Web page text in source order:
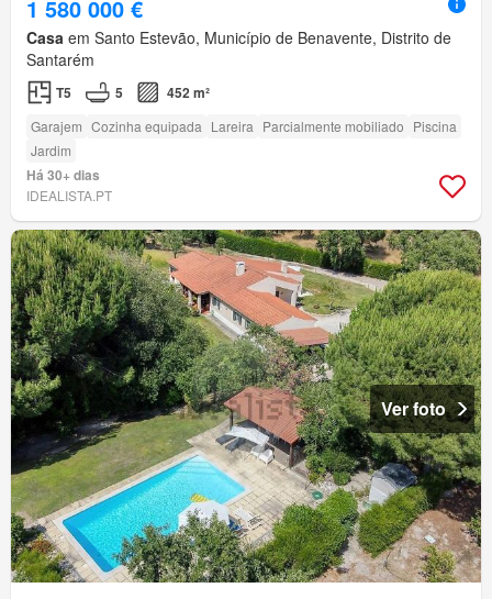
1 580 000 €
Casa em Santo Estevão, Município de Benavente, Distrito de
Santarém
T5 5 452 m²
Garajem Cozinha equipada Lareira Parcialmente mobiliado Piscina
Jardim
Há 30+ dias
IDEALISTA.PT
Ver foto